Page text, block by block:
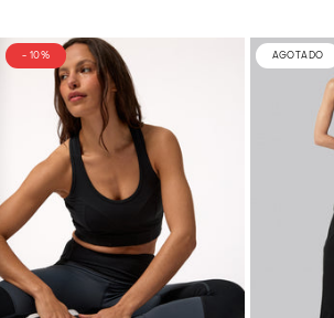
- 10% AGOTADO